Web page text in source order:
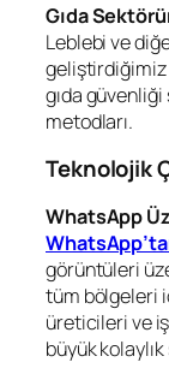
Gıda
Leblebi ve
geliştirdiğimiz
gıda
metodları.
Teknolojik
WhatsApp
görüntüleri
tüm bölgeleri
üreticileri ve
büyük kolaylık